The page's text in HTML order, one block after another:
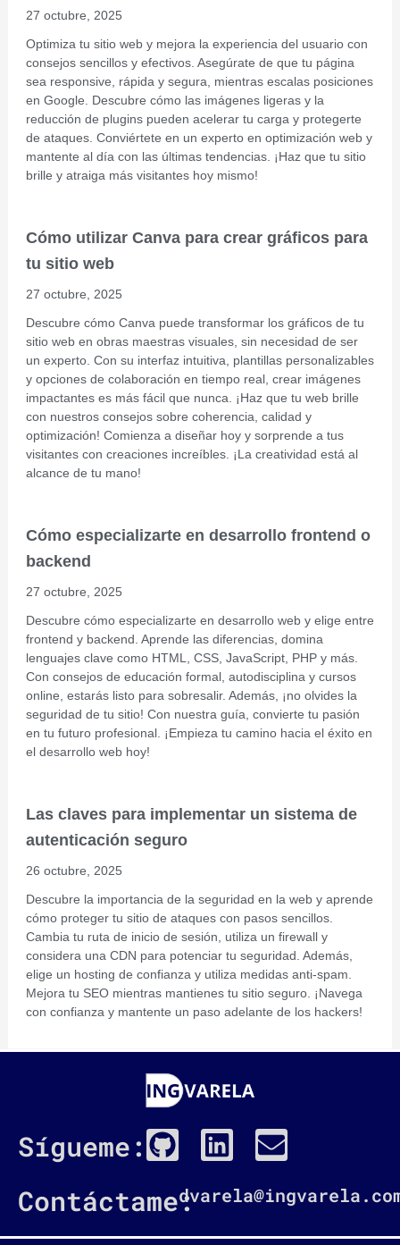
27 octubre, 2025
Optimiza tu sitio web y mejora la experiencia del usuario con
consejos sencillos y efectivos. Asegúrate de que tu página
sea responsive, rápida y segura, mientras escalas posiciones
en Google. Descubre cómo las imágenes ligeras y la
reducción de plugins pueden acelerar tu carga y protegerte
de ataques. Conviértete en un experto en optimización web y
mantente al día con las últimas tendencias. ¡Haz que tu sitio
brille y atraiga más visitantes hoy mismo!
Cómo utilizar Canva para crear gráficos para
tu sitio web
27 octubre, 2025
Descubre cómo Canva puede transformar los gráficos de tu
sitio web en obras maestras visuales, sin necesidad de ser
un experto. Con su interfaz intuitiva, plantillas personalizables
y opciones de colaboración en tiempo real, crear imágenes
impactantes es más fácil que nunca. ¡Haz que tu web brille
con nuestros consejos sobre coherencia, calidad y
optimización! Comienza a diseñar hoy y sorprende a tus
visitantes con creaciones increíbles. ¡La creatividad está al
alcance de tu mano!
Cómo especializarte en desarrollo frontend o
backend
27 octubre, 2025
Descubre cómo especializarte en desarrollo web y elige entre
frontend y backend. Aprende las diferencias, domina
lenguajes clave como HTML, CSS, JavaScript, PHP y más.
Con consejos de educación formal, autodisciplina y cursos
online, estarás listo para sobresalir. Además, ¡no olvides la
seguridad de tu sitio! Con nuestra guía, convierte tu pasión
en tu futuro profesional. ¡Empieza tu camino hacia el éxito en
el desarrollo web hoy!
Las claves para implementar un sistema de
autenticación seguro
26 octubre, 2025
Descubre la importancia de la seguridad en la web y aprende
cómo proteger tu sitio de ataques con pasos sencillos.
Cambia tu ruta de inicio de sesión, utiliza un firewall y
considera una CDN para potenciar tu seguridad. Además,
elige un hosting de confianza y utiliza medidas anti-spam.
Mejora tu SEO mientras mantienes tu sitio seguro. ¡Navega
con confianza y mantente un paso adelante de los hackers!
Sígueme:
G
i
t
h
L
i
n
E
n
v
Contáctame: